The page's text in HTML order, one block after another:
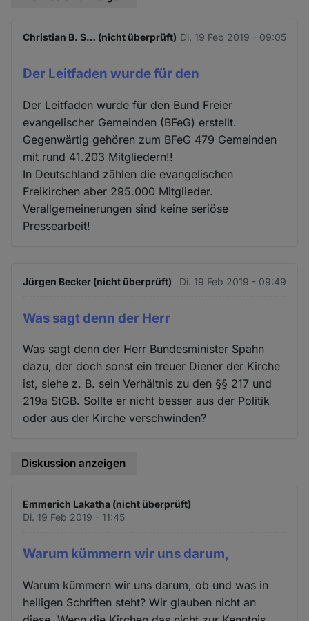
Christian B. S… (nicht überprüft) Di. 19 Feb 2019 - 09:05
Der Leitfaden wurde für den
Der Leitfaden wurde für den Bund Freier
evangelischer Gemeinden (BFeG) erstellt.
Gegenwärtig gehören zum BFeG 479 Gemeinden
mit rund 41.203 Mitgliedern!!
In Deutschland zählen die evangelischen
Freikirchen aber 295.000 Mitglieder.
Verallgemeinerungen sind keine seriöse
Pressearbeit!
Jürgen Becker (nicht überprüft) Di. 19 Feb 2019 - 09:49
Was sagt denn der Herr
Was sagt denn der Herr Bundesminister Spahn
dazu, der doch sonst ein treuer Diener der Kirche
ist, siehe z. B. sein Verhältnis zu den §§ 217 und
219a StGB. Sollte er nicht besser aus der Politik
oder aus der Kirche verschwinden?
Diskussion anzeigen
Emmerich Lakatha (nicht überprüft)
Di. 19 Feb 2019 - 11:45
Warum kümmern wir uns darum,
Warum kümmern wir uns darum, ob und was in
heiligen Schriften steht? Wir glauben nicht an